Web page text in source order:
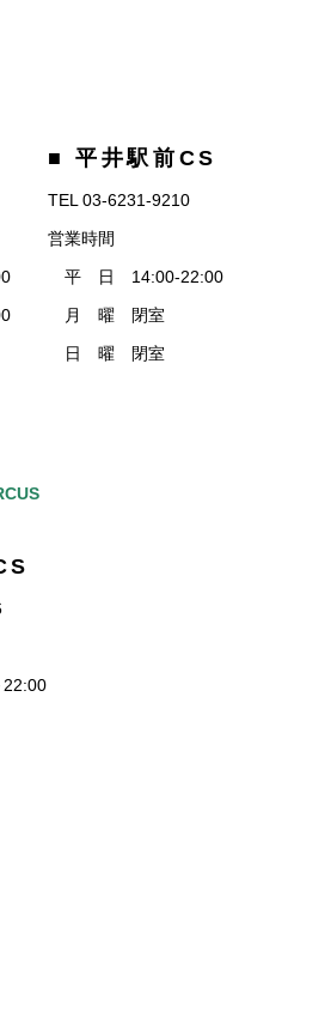
■ 平井駅前CS
TEL 03-6231-9210
営業時間
平 日 14:00-22:00
月 曜 閉室
日 曜 閉室